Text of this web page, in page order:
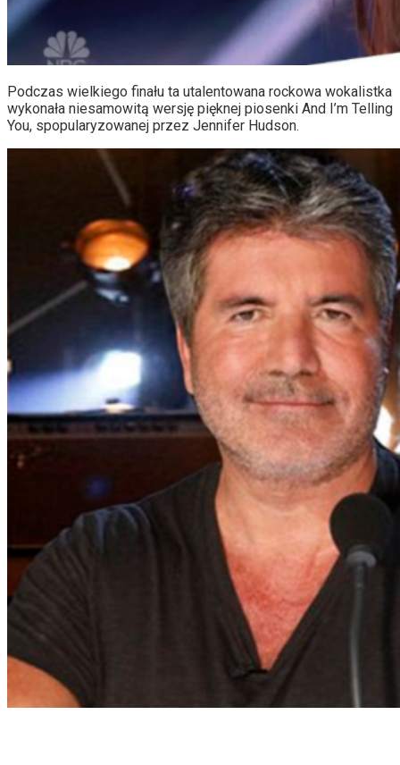
Podczas wielkiego finału ta utalentowana rockowa wokalistka
wykonała niesamowitą wersję pięknej piosenki And I’m Telling
You, spopularyzowanej przez Jennifer Hudson.